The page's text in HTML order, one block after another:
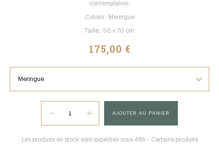
contemplation.
Coloris : Meringue
Taille : 50 x 70 cm
175,00 €
AJOUTER AU PANIER
Les produits en stock sont expédiés sous 48h - Certains produits